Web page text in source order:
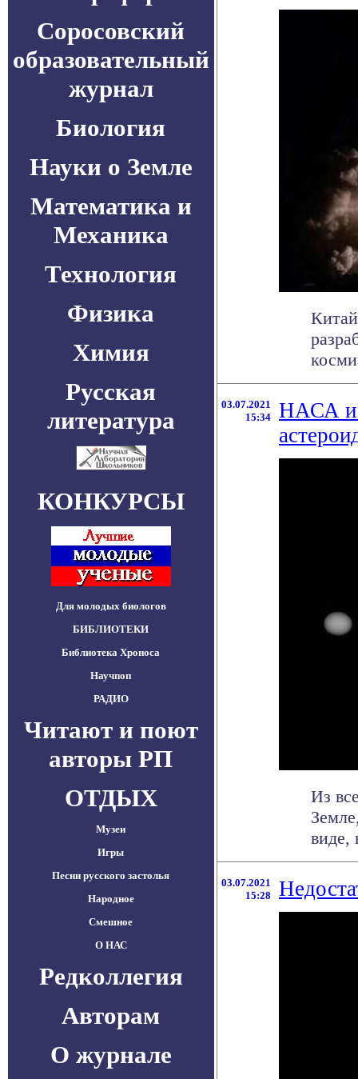
Соросовский
образовательный
журнал
Биология
Науки о Земле
Математика и
Механика
Технология
Физика
Химия
Русская
литература
КОНКУРСЫ
Для молодых биологов
БИБЛИОТЕКИ
Библиотека Хроноса
Научпоп
РАДИО
Читают и поют
авторы РП
ОТДЫХ
Музеи
Игры
Песни русского застолья
Народное
Смешное
О НАС
Редколлегия
Авторам
О журнале
03.07.2021
15:34
НАСА и
Из
виде,
03.07.2021
15:28